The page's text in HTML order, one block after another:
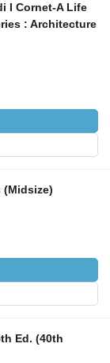
I Cornet-A Life
: Architecture
Ed. (40th